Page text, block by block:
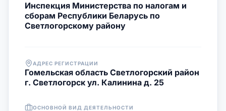
Инспекция Министерства по налогам и
сборам Республики Беларусь по
Светлогорскому району
АДРЕС РЕГИСТРАЦИИ
Гомельская область Светлогорский район
г. Светлогорск ул. Калинина д. 25
ОСНОВНОЙ ВИД ДЕЯТЕЛЬНОСТИ